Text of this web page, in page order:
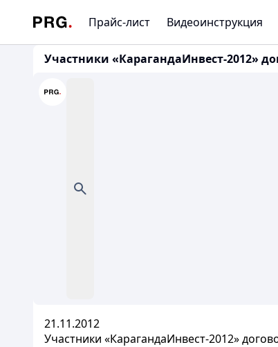
Прайс-лист Видеоинструкция
Участники «КарагандаИнвест-2012»
21.11.2012
Участники «КарагандаИнвест-2012»